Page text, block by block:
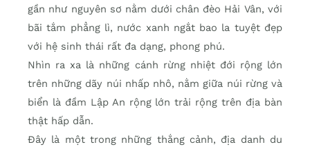
gần như nguyên sơ nằm dưới chân đèo Hải Vân, với
bãi tắm phẳng lì, nước xanh ngắt bao la tuyệt đẹp
với hệ sinh thái rất đa dạng, phong phú.
Nhìn ra xa là những cánh rừng nhiệt đới rộng lớn
trên những dãy núi nhấp nhô, nằm giữa núi rừng và
biển là đầm Lập An rộng lớn trải rộng trên địa bàn
thật hấp dẫn.
Đây là một trong những thắng cảnh, địa danh du